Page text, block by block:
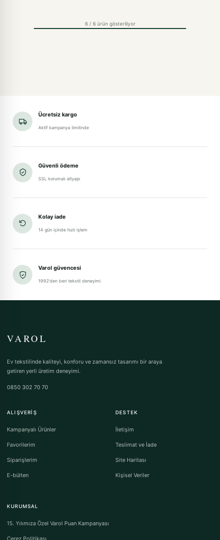
6 / 6 ürün gösteriliyor
Ücretsiz kargo
Aktif kampanya limitinde
Güvenli ödeme
SSL korumalı altyapı
Kolay iade
14 gün içinde hızlı işlem
Varol güvencesi
1992'den beri tekstil deneyimi
VAROL
Ev tekstilinde kaliteyi, konforu ve zamansız tasarımı bir araya
getiren yerli üretim deneyimi.
0850 302 70 70
ALIŞVERIŞ
Kampanyalı Ürünler
Favorilerim
Siparişlerim
E-bülten
DESTEK
İletişim
Teslimat ve İade
Site Haritası
Kişisel Veriler
KURUMSAL
15. Yılımıza Özel Varol Puan Kampanyası
Çerez Politikası